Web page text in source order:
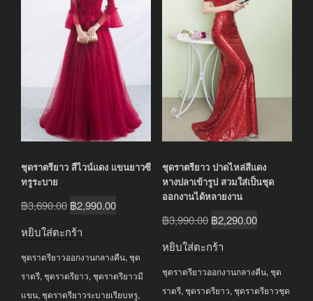
ชุดราตรียาว สีไวน์แดง แขนยาวซี
ทรูระบาย
฿3,690.00 Original
฿3,690.00.
฿2,990.00Current
฿2,990.00.
หยิบใส่ตะกร้า
ชุดราตรียาวออกงานกลางคืน, ชุด
ราตรี, ชุดราตรียาว, ชุดราตรียาวมี
แขน, ชุดราตรียาวระบายเรียบหรู,
ชุดราตรียาว ปาดไหล่สีแดง
หางปลาเข้ารูป สวมใส่เป็นชุด
ออกงานได้หลายงาน
฿3,990.00 Original
฿3,990.00.
฿2,290.00Current
฿2,290.00.
หยิบใส่ตะกร้า
ชุดราตรียาวออกงานกลางคืน, ชุด
ราตรี, ชุดราตรียาว, ชุดราตรียาวชุด